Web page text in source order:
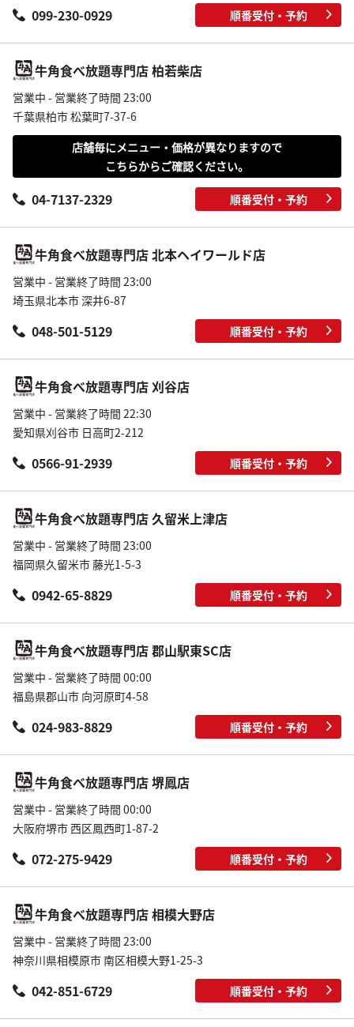
099-230-0929 順番受付・予約
牛角食べ放題専門店 柏若柴店
営業中 - 営業終了時間 23:00
千葉県柏市 松葉町7-37-6
店舗毎にメニュー・価格が異なりますので
こちらからご確認ください。
04-7137-2329 順番受付・予約
牛角食べ放題専門店 北本ヘイワールド店
営業中 - 営業終了時間 23:00
埼玉県北本市 深井6-87
048-501-5129 順番受付・予約
牛角食べ放題専門店 刈谷店
営業中 - 営業終了時間 22:30
愛知県刈谷市 日高町2-212
0566-91-2939 順番受付・予約
牛角食べ放題専門店 久留米上津店
営業中 - 営業終了時間 23:00
福岡県久留米市 藤光1-5-3
0942-65-8829 順番受付・予約
牛角食べ放題専門店 郡山駅東SC店
営業中 - 営業終了時間 00:00
福島県郡山市 向河原町4-58
024-983-8829 順番受付・予約
牛角食べ放題専門店 堺鳳店
営業中 - 営業終了時間 00:00
大阪府堺市 西区鳳西町1-87-2
072-275-9429 順番受付・予約
牛角食べ放題専門店 相模大野店
営業中 - 営業終了時間 23:00
神奈川県相模原市 南区相模大野1-25-3
042-851-6729 順番受付・予約